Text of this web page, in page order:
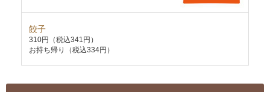
餃子
310円
（税込341円）
お持ち帰り（税込334円）